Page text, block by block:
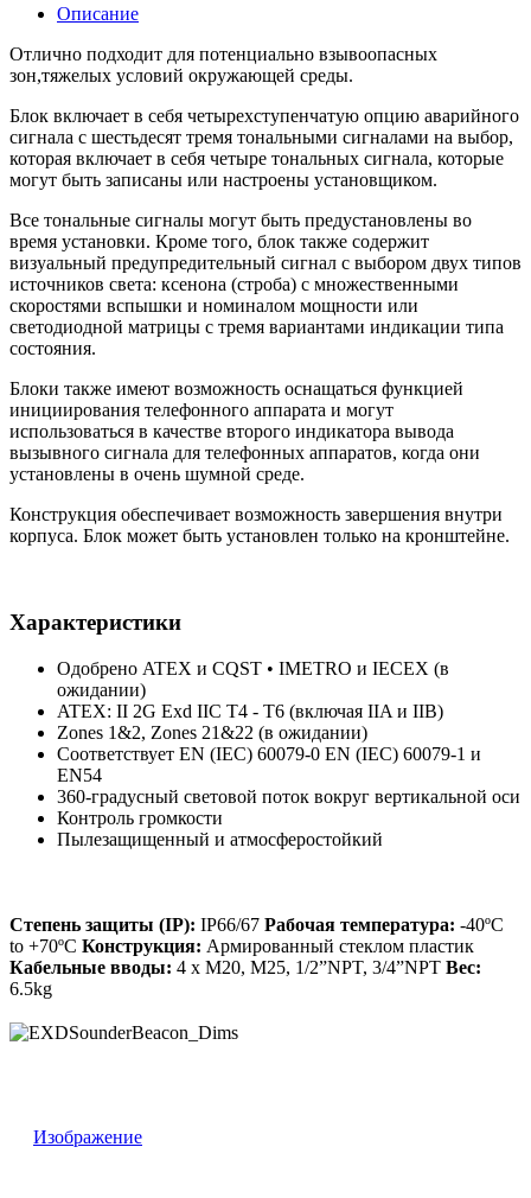
Описание
Отлично подходит для потенциально взывоопасных
зон,тяжелых условий окружающей среды.
Блок включает в себя четырехступенчатую опцию аварийного
сигнала с шестьдесят тремя тональными сигналами на выбор,
которая включает в себя четыре тональных сигнала, которые
могут быть записаны или настроены установщиком.
Все тональные сигналы могут быть предустановлены во
время установки. Кроме того, блок также содержит
визуальный предупредительный сигнал с выбором двух типов
источников света: ксенона (строба) с множественными
скоростями вспышки и номиналом мощности или
светодиодной матрицы с тремя вариантами индикации типа
состояния.
Блоки также имеют возможность оснащаться функцией
инициирования телефонного аппарата и могут
использоваться в качестве второго индикатора вывода
вызывного сигнала для телефонных аппаратов, когда они
установлены в очень шумной среде.
Конструкция обеспечивает возможность завершения внутри
корпуса. Блок может быть установлен только на кронштейне.
Характеристики
Одобрено ATEX и CQST • IMETRO и IECEX (в
ожидании)
ATEX: II 2G Exd IIC T4 - T6 (включая IIA и IIB)
Zones 1&2, Zones 21&22 (в ожидании)
Соответствует EN (IEC) 60079-0 EN (IEC) 60079-1 и
EN54
360-градусный световой поток вокруг вертикальной оси
Контроль громкости
Пылезащищенный и атмосферостойкий
Степень защиты (IP): IP66/67 Рабочая температура: -40ºC
to +70ºC Конструкция: Армированный стеклом пластик
Кабельные вводы: 4 x M20, M25, 1/2”NPT, 3/4”NPT Вес:
6.5kg
Изображение